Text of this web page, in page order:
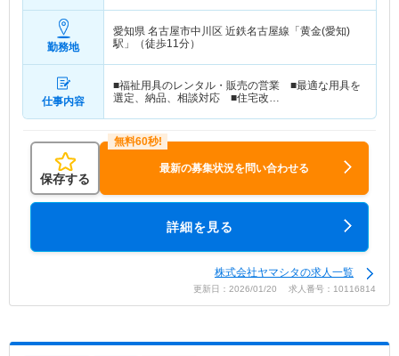
例
勤務地
愛知県 名古屋市中川区 近鉄名古屋線「黄金(愛知)
駅」（徒歩11分）
仕事内容
■福祉用具のレンタル・販売の営業 ■最適な用具を
選定、納品、相談対応 ■住宅改…
保存する
最新の募集状況を問い合わせる
詳細を見る
株式会社ヤマシタの求人一覧
更新日：2026/01/20 求人番号：10116814